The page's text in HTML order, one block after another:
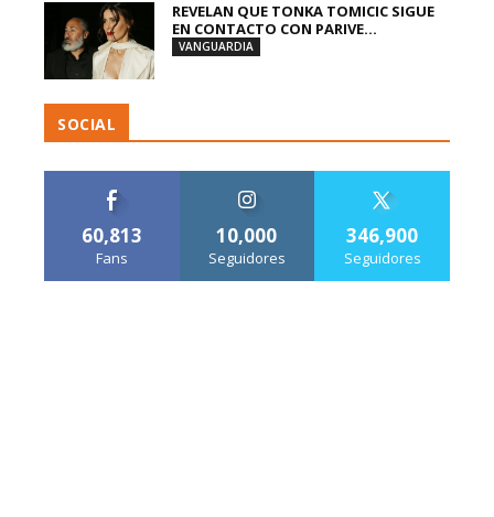
REVELAN QUE TONKA TOMICIC SIGUE
EN CONTACTO CON PARIVE...
VANGUARDIA
SOCIAL
60,813
Fans
10,000
Seguidores
346,900
Seguidores